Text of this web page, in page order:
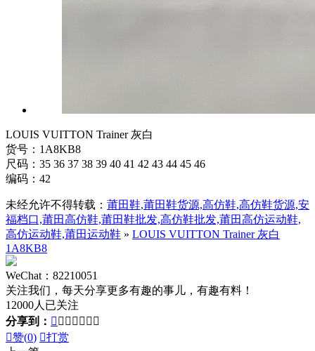
LOUIS VUITTON Trainer 灰白
货号：1A8KB8
尺码：35 36 37 38 39 40 41 42 43 44 45 46
编码：42
未经允许不得转载： 莆田鞋,莆田鞋货源,高仿鞋,高仿鞋货源,安
福档口,莆田高仿鞋,莆田鞋批发,高仿鞋批发,莆田高仿运动鞋,
高仿运动鞋,莆田运动鞋 » LOUIS VUITTON Trainer 灰白
1A8KB8
WeChat：82210051
关注我们，每天分享更多有趣的事儿，有趣有料！
12000人已关注
分享到：       
赞(0) 打赏